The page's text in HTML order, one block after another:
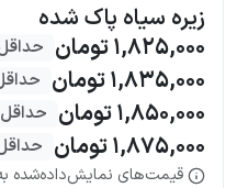
زیره سیاه پاک شده
1,825,000 تومان
حداقل 25
1,835,000 تومان حداقل 10
1,850,000 تومان حداقل 5 کیلو
1,875,000 تومان حداقل 2
قیمت‌های نمایش‌داده‌شده به